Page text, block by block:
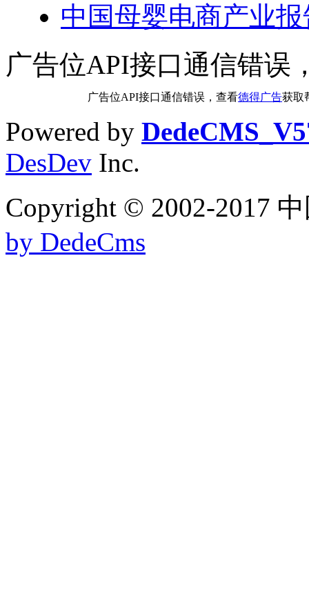
中国母婴电商产业
广告位API接口通信错误
广告位API接口通信错误，查看德得广告获取
Powered by
DesDev Inc.
Copyright © 2002-2017
by DedeCms